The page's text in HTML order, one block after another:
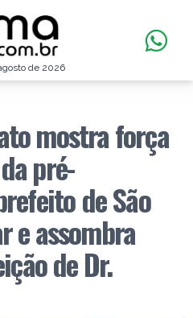
de 2026
mostra força
pré-
de São
e assombra
de Dr.